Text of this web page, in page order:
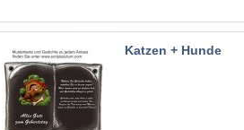
Katzen + Hunde